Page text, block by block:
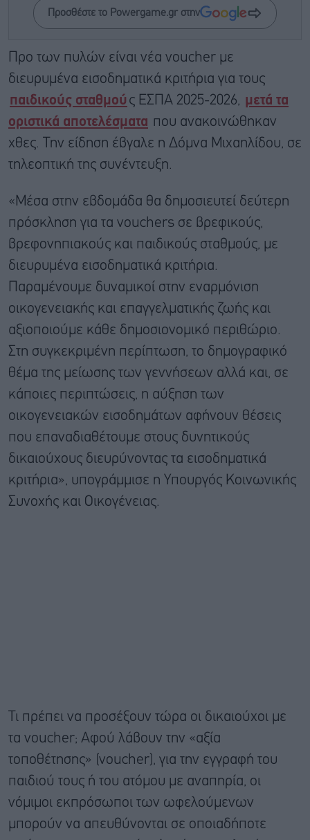
Προσθέστε το Powergame.gr στην
Προ των πυλών είναι νέα voucher με
διευρυμένα εισοδηματικά κριτήρια για τους
παιδικούς σταθμού ς ΕΣΠΑ 2025-2026, μετά τα
οριστικά αποτελέσματα που ανακοινώθηκαν
χθες. Την είδηση έβγαλε η Δόμνα Μιχαηλίδου, σε
τηλεοπτική της συνέντευξη.
«Μέσα στην εβδομάδα θα δημοσιευτεί δεύτερη
πρόσκληση για τα vouchers σε βρεφικούς,
βρεφονηπιακούς και παιδικούς σταθμούς, με
διευρυμένα εισοδηματικά κριτήρια.
Παραμένουμε δυναμικοί στην εναρμόνιση
οικογενειακής και επαγγελματικής ζωής και
αξιοποιούμε κάθε δημοσιονομικό περιθώριο.
Στη συγκεκριμένη περίπτωση, το δημογραφικό
θέμα της μείωσης των γεννήσεων αλλά και, σε
κάποιες περιπτώσεις, η αύξηση των
οικογενειακών εισοδημάτων αφήνουν θέσεις
που επαναδιαθέτουμε στους δυνητικούς
δικαιούχους διευρύνοντας τα εισοδηματικά
κριτήρια», υπογράμμισε η Υπουργός Κοινωνικής
Συνοχής και Οικογένειας.
Τι πρέπει να προσέξουν τώρα οι δικαιούχοι με
τα voucher; Αφού λάβουν την «αξία
τοποθέτησης» (voucher), για την εγγραφή του
παιδιού τους ή του ατόμου με αναπηρία, οι
νόμιμοι εκπρόσωποι των ωφελούμενων
μπορούν να απευθύνονται σε οποιαδήποτε